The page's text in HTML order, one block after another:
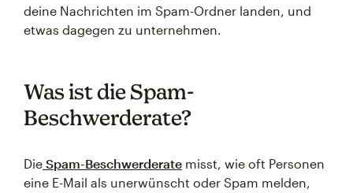
deine Nachrichten im Spam-Ordner landen, und
etwas dagegen zu unternehmen.
Was ist die Spam-
Beschwerderate?
Die Spam-Beschwerderate misst, wie oft Personen
eine E-Mail als unerwünscht oder Spam melden,